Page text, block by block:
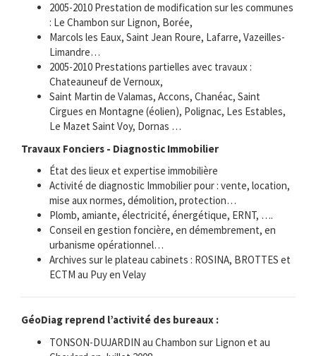
2005-2010 Prestation de modification sur les communes
: Le Chambon sur Lignon, Borée,
Marcols les Eaux, Saint Jean Roure, Lafarre, Vazeilles-
Limandre…
2005-2010 Prestations partielles avec travaux :
Chateauneuf de Vernoux,
Saint Martin de Valamas, Accons, Chanéac, Saint
Cirgues en Montagne (éolien), Polignac, Les Estables,
Le Mazet Saint Voy, Dornas …
Travaux Fonciers - Diagnostic Immobilier
État des lieux et expertise immobilière
Activité de diagnostic Immobilier pour : vente, location,
mise aux normes, démolition, protection…
Plomb, amiante, électricité, énergétique, ERNT, ….
Conseil en gestion foncière, en démembrement, en
urbanisme opérationnel…
Archives sur le plateau cabinets : ROSINA, BROTTES et
ECTM au Puy en Velay
GéoDiag reprend l’activité des bureaux :
TONSON-DUJARDIN au Chambon sur Lignon et au